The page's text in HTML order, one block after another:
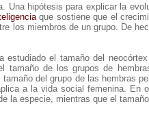
Una hipótesis para explicar la
que sostiene que el
los miembros de un grupo. De
estudiado el tamaño del
tamaño de los grupos de
del grupo de las hembras
a la vida social femenina. En
la especie, mientras que el